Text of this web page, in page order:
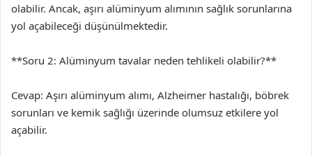
olabilir. Ancak, aşırı alüminyum alımının sağlık sorunlarına
yol açabileceği düşünülmektedir.
**Soru 2: Alüminyum tavalar neden tehlikeli olabilir?**
Cevap: Aşırı alüminyum alımı, Alzheimer hastalığı, böbrek
sorunları ve kemik sağlığı üzerinde olumsuz etkilere yol
açabilir.